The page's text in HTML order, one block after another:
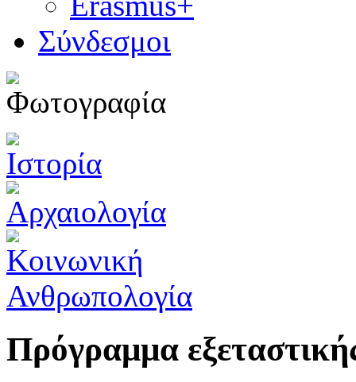
Σύνδεσμοι
Πρόγραμμα